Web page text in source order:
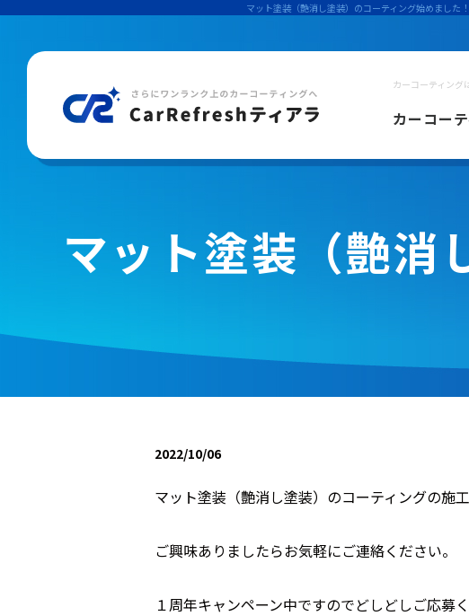
マット塗装（艶消し塗装）のコーティング始めました！
カーコーティング
カーコー
マット塗装（艶消
2022/10/06
マット塗装（艶消し塗装）のコーティングの施
ご興味ありましたらお気軽にご連絡ください。
１周年キャンペーン中ですのでどしどしご応募